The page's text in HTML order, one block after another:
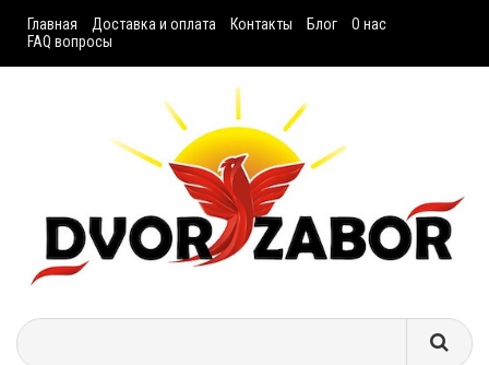
Главная Доставка и оплата Контакты Блог
О нас
FAQ вопросы